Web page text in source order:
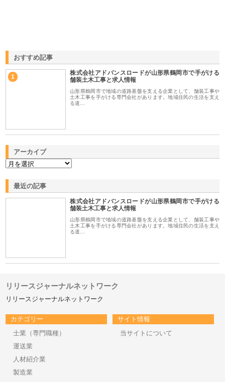
おすすめ記事
1
株式会社アドバンスロードが山形県鶴岡市で手がける
舗装土木工事と求人情報
山形県鶴岡市で地域の道路基盤を支える企業として、舗装工事や
土木工事を手がける専門会社があります。地域住民の生活を支え
る道…
アーカイブ
最近の記事
株式会社アドバンスロードが山形県鶴岡市で手がける
舗装土木工事と求人情報
山形県鶴岡市で地域の道路基盤を支える企業として、舗装工事や
土木工事を手がける専門会社があります。地域住民の生活を支え
る道…
リリースジャーナルネットワーク
リリースジャーナルネットワーク
カテゴリー
士業（専門職種）
運送業
人材紹介業
製造業
サイト情報
当サイトについて